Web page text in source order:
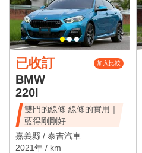
已收訂 加入比較
BMW
220I
雙門的線條 線條的實用｜
藍得剛剛好
嘉義縣 / 泰吉汽車
2021年 / km